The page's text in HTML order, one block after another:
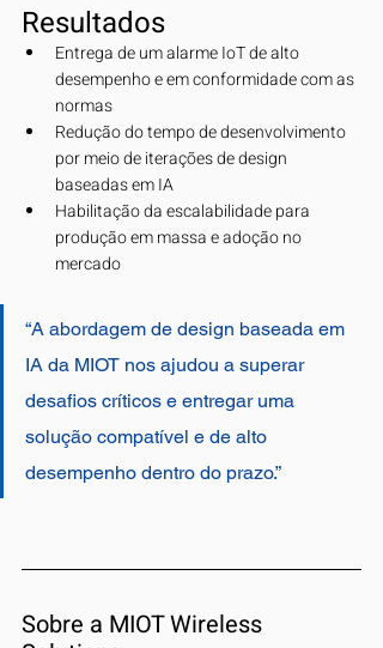
Resultados
Entrega de um alarme IoT de alto
desempenho e em conformidade com as
normas
Redução do tempo de desenvolvimento
por meio de iterações de design
baseadas em IA
Habilitação da escalabilidade para
produção em massa e adoção no
mercado
“A abordagem de design baseada em
IA da MIOT nos ajudou a superar
desafios críticos e entregar uma
solução compatível e de alto
desempenho dentro do prazo.”
Sobre a MIOT Wireless